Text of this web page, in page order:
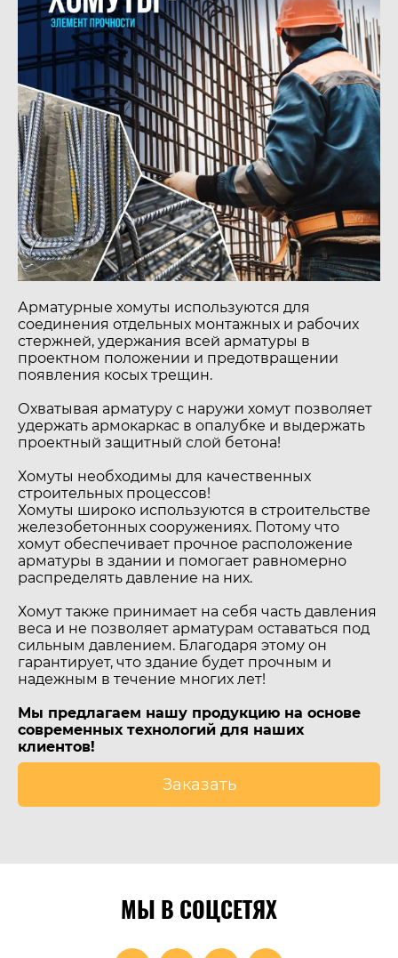
Арматурные хомуты используются для
соединения отдельных монтажных и рабочих
стержней, удержания всей арматуры в
проектном положении и предотвращении
появления косых трещин.
Охватывая арматуру с наружи хомут позволяет
удержать армокаркас в опалубке и выдержать
проектный защитный слой бетона!
Хомуты необходимы для качественных
строительных процессов!
Хомуты широко используются в строительстве
железобетонных сооружениях. Потому что
хомут обеспечивает прочное расположение
арматуры в здании и помогает равномерно
распределять давление на них.
Хомут также принимает на себя часть давления
веса и не позволяет арматурам оставаться под
сильным давлением. Благодаря этому он
гарантирует, что здание будет прочным и
надежным в течение многих лет!
Мы предлагаем нашу продукцию на основе
современных технологий для наших
клиентов!
Заказать
МЫ В СОЦСЕТЯХ